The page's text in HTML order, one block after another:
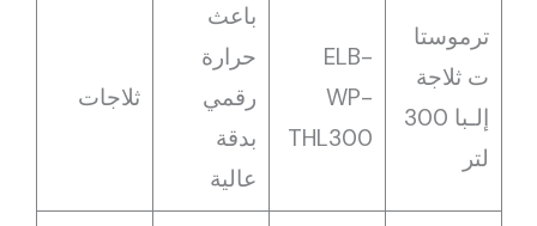
ترموستا
ت ثلاجة
إلـبا 300
لتر
ELB-
WP-
THL300
باعث
حرارة
رقمي
بدقة
عالية
ثلاجات